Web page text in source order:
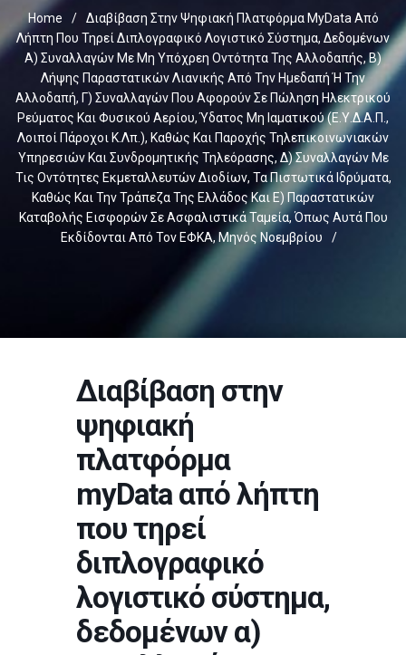
Home /
Διαβίβαση Στην Ψηφιακή Πλατφόρμα MyData Από
Λήπτη Που Τηρεί Διπλογραφικό Λογιστικό Σύστημα, Δεδομένων
Α) Συναλλαγών Με Μη Υπόχρεη Οντότητα Της Αλλοδαπής, Β)
Λήψης Παραστατικών Λιανικής Από Την Ημεδαπή Ή Την
Αλλοδαπή, Γ) Συναλλαγών Που Αφορούν Σε Πώληση Ηλεκτρικού
Ρεύματος Και Φυσικού Αερίου, Ύδατος Μη Ιαματικού (Ε.Υ.Δ.Α.Π.,
Λοιποί Πάροχοι Κ.λπ.), Καθώς Και Παροχής Τηλεπικοινωνιακών
Υπηρεσιών Και Συνδρομητικής Τηλεόρασης, Δ) Συναλλαγών Με
Τις Οντότητες Εκμεταλλευτών Διοδίων, Τα Πιστωτικά Ιδρύματα,
Καθώς Και Την Τράπεζα Της Ελλάδος Και Ε) Παραστατικών
Καταβολής Εισφορών Σε Ασφαλιστικά Ταμεία, Όπως Αυτά Που
Εκδίδονται Από Τον ΕΦΚΑ, Μηνός Νοεμβρίου
/
Διαβίβαση στην
ψηφιακή
πλατφόρμα
myData από λήπτη
που τηρεί
διπλογραφικό
λογιστικό σύστημα,
δεδομένων α)